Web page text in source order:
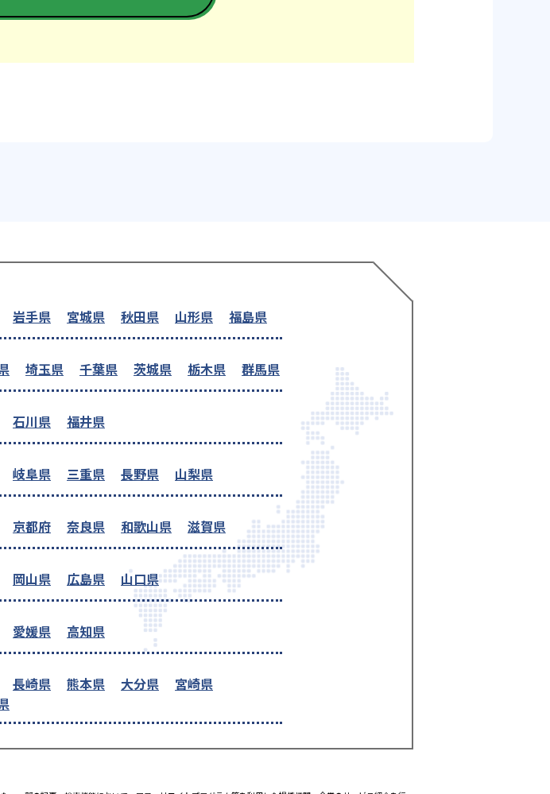
岩手県 宮城県 秋田県 山形県 福島県
埼玉県 千葉県 茨城県 栃木県 群馬県
石川県 福井県
岐阜県 三重県 長野県 山梨県
京都府 奈良県 和歌山県 滋賀県
岡山県 広島県 山口県
愛媛県 高知県
長崎県 熊本県 大分県
宮崎県